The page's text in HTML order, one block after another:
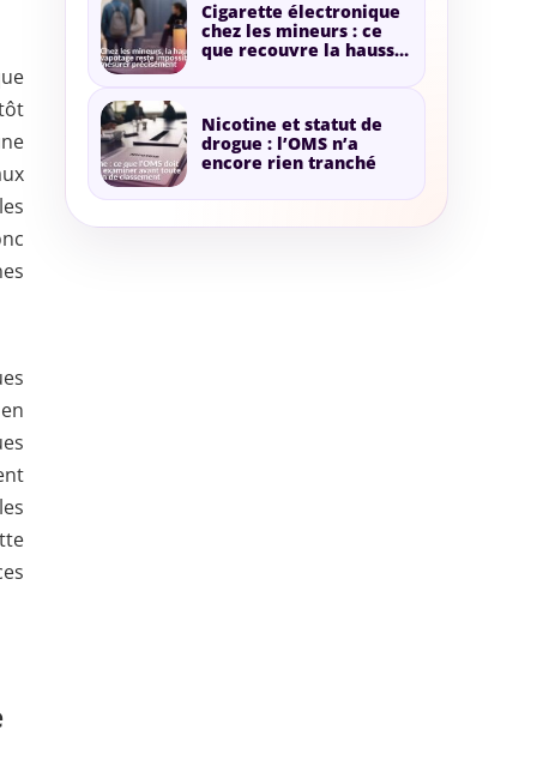
Cigarette électronique
chez les mineurs : ce
que recouvre la hausse
Nicotine et statut de
drogue : l’OMS n’a
encore rien tranché